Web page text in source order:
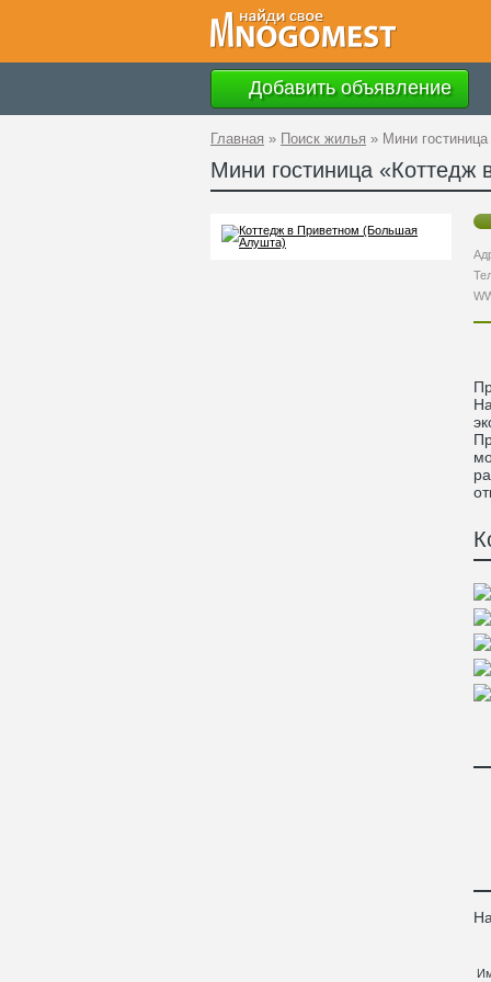
Добавить объявление
Главная » Поиск жилья » Мини
Мини гостиница